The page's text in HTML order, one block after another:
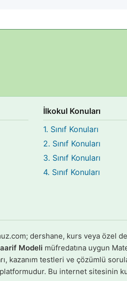
İlkokul Konuları
1. Sınıf Konuları
2. Sınıf Konuları
3. Sınıf Konuları
4. Sınıf Konuları
dershane, kurs veya özel
Modeli müfredatına uygun
kazanım testleri ve çözümlü
platformudur. Bu internet sitesinin